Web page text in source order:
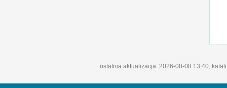
ostatnia aktualizacja: 2026-08-08 13:40,